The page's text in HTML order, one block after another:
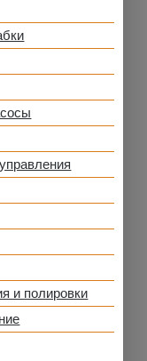
и полировки